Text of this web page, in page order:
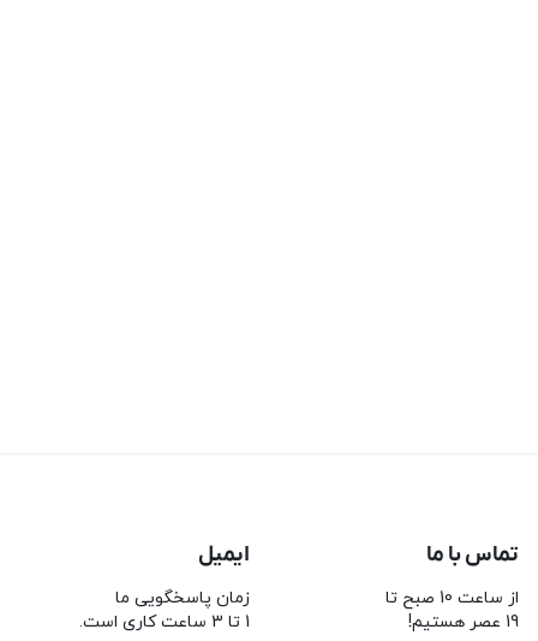
تماس با ما
از ساعت 10 صبح تا
19 عصر هستیم!
ایمیل
زمان پاسخگویی ما
1 تا 3 ساعت کاری است.